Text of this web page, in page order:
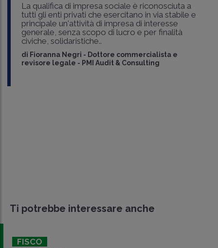
La qualifica di impresa sociale è riconosciuta a
tutti gli enti privati che esercitano in via stabile e
principale un'attività di impresa di interesse
generale, senza scopo di lucro e per finalità
civiche, solidaristiche..
di Fioranna Negri - Dottore commercialista e
revisore legale - PMI Audit & Consulting
Ti potrebbe interessare anche
FISCO